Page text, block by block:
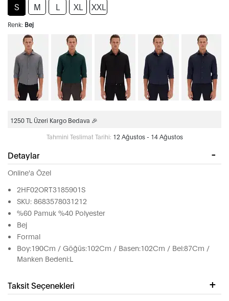
S M L XL XXL
Renk: Bej
1250 TL Üzeri Kargo Bedava 🎉
Tahmini Teslimat Tarihi: 12 Ağustos - 14 Ağustos
Detaylar
Online'a Özel
2HF02ORT3185901S
SKU: 8683578031212
%60 Pamuk %40 Polyester
Bej
Formal
Boy:190Cm / Göğüs:102Cm / Basen:102Cm / Bel:87Cm /
Manken Bedeni:L
Taksit Seçenekleri